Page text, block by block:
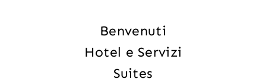
CATHERINE
OFFERTE SPECIALI
Benvenuti
Hotel e Servizi
Suites